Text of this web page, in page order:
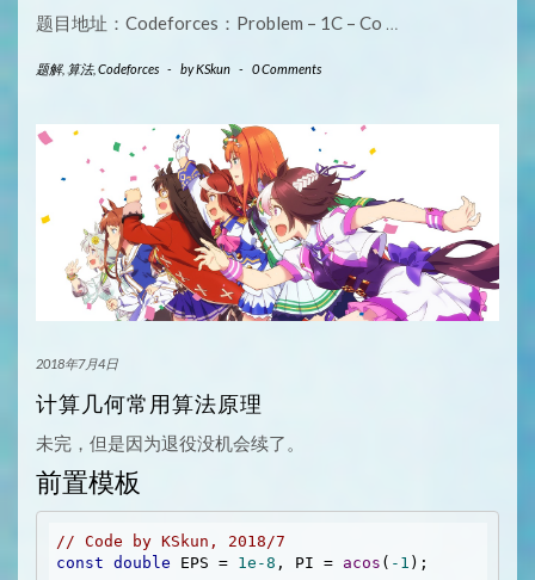
题目地址：Codeforces：Problem – 1C – Co …
题解, 算法, Codeforces - byKSkun - 0 Comments
2018年7月4日
计算几何常用算法原理
未完，但是因为退役没机会续了。
前置模板
// Code by KSkun, 2018/7
const double EPS = 1e-8 , PI = acos ( -1 );